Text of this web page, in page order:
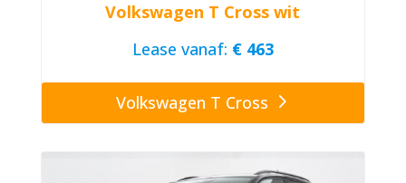
Volkswagen T Cross wit
Lease vanaf: € 463
Volkswagen T Cross